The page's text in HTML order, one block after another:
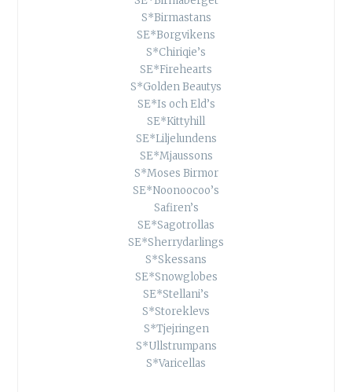
S*Birmastans
SE*Borgvikens
S*Chiriqie’s
SE*Firehearts
S*Golden Beautys
SE*Is och Eld’s
SE*Kittyhill
SE*Liljelundens
SE*Mjaussons
S*Moses Birmor
SE*Noonoocoo’s
Safiren’s
SE*Sagotrollas
SE*Sherrydarlings
S*Skessans
SE*Snowglobes
SE*Stellani’s
S*Storeklevs
S*Tjejringen
S*Ullstrumpans
S*Varicellas